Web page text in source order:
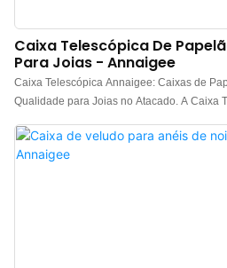
Caixa Telescópica De
Para Joias - Annaigee
Caixa Telescópica Annaigee: Caixas de
Qualidade para Joias no Atacado. A Caixa
para presentes. A caixa de duas peças é
acessível, sendo a sua maior vantagem em